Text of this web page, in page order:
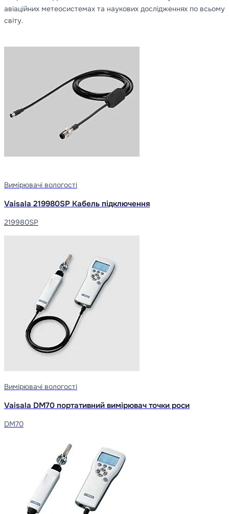
авіаційних метеосистемах та наукових дослідженнях по всьому
світу.
Вимірювачі вологості
Vaisala 219980SP Кабель підключення
219980SP
Вимірювачі вологості
Vaisala DM70 портативний вимірювач точки роси
DM70